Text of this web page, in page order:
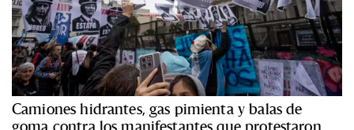
Camiones hidrantes, gas pimienta y balas de
goma contra los manifestantes que protestaron